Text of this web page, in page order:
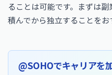
ることは可能です。まずは
積んでから独立することをお
@SOHOでキャリアを